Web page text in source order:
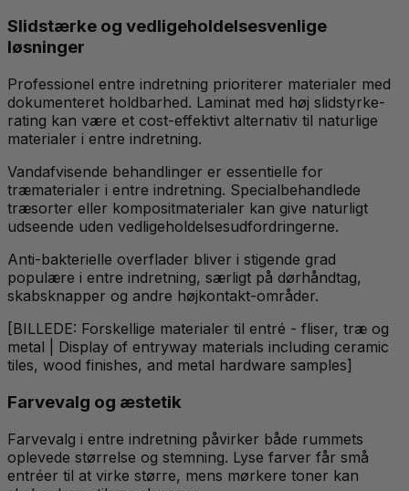
Slidstærke og vedligeholdelsesvenlige
løsninger
Professionel entre indretning prioriterer materialer med
dokumenteret holdbarhed. Laminat med høj slidstyrke-
rating kan være et cost-effektivt alternativ til naturlige
materialer i entre indretning.
Vandafvisende behandlinger er essentielle for
træmaterialer i entre indretning. Specialbehandlede
træsorter eller kompositmaterialer kan give naturligt
udseende uden vedligeholdelsesudfordringerne.
Anti-bakterielle overflader bliver i stigende grad
populære i entre indretning, særligt på dørhåndtag,
skabsknapper og andre højkontakt-områder.
[BILLEDE: Forskellige materialer til entré - fliser, træ og
metal | Display of entryway materials including ceramic
tiles, wood finishes, and metal hardware samples]
Farvevalg og æstetik
Farvevalg i entre indretning påvirker både rummets
oplevede størrelse og stemning. Lyse farver får små
entréer til at virke større, mens mørkere toner kan